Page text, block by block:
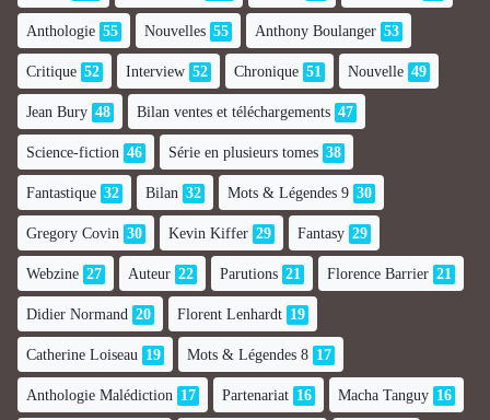
Anthologie 55 Nouvelles 55 Anthony Boulanger 53
Critique 52 Interview 52 Chronique 51 Nouvelle 49
Jean Bury 48 Bilan ventes et téléchargements 47
Science-fiction 46 Série en plusieurs tomes 38
Fantastique 32 Bilan 32 Mots & Légendes 9 30
Gregory Covin 30 Kevin Kiffer 29 Fantasy 29
Webzine 27 Auteur 22 Parutions 21 Florence Barrier 21
Didier Normand 20 Florent Lenhardt 19
Catherine Loiseau 19 Mots & Légendes 8 17
Anthologie Malédiction 17 Partenariat 16 Macha Tanguy 16